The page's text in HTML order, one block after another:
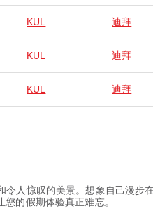
KUL 迪拜
KUL 迪拜
KUL 迪拜
人惊叹的美景。想象自己漫步
的假期体验真正难忘。